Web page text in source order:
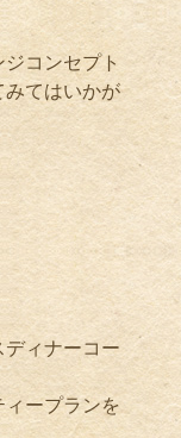
コンセプト
てはいかが
ィナーコー
ープランを